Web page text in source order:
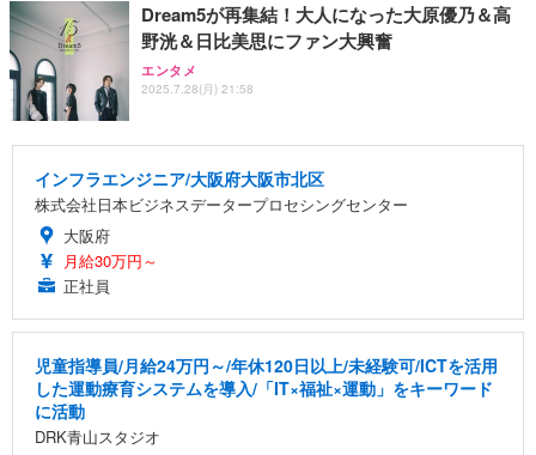
Dream5が再集結！大人になった大原優乃＆高
野洸＆日比美思にファン大興奮
エンタメ
2025.7.28(月) 21:58
インフラエンジニア/大阪府大阪市北区
株式会社日本ビジネスデータープロセシングセンター
大阪府
月給30万円～
正社員
児童指導員/月給24万円～/年休120日以上/未経験可/ICTを活用
した運動療育システムを導入/「IT×福祉×運動」をキーワード
に活動
DRK青山スタジオ